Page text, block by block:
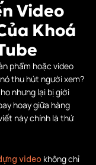
Video
Khoá
phẩm hoặc video
thu hút người xem?
nhưng lại bị giới
hoay giữa hàng
này chính là thứ
video không chỉ